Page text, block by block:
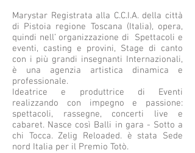
Marystar Registrata alla C.C.I.A. della città
di Pistoia regione Toscana (Italia), opera,
quindi nell’ organizzazione di Spettacoli e
eventi, casting e provini, Stage di canto
con i più grandi insegnanti Internazionali,
è una agenzia artistica dinamica e
professionale.
Ideatrice e produttrice di Eventi
realizzando con impegno e passione:
spettacoli, rassegne, concerti live e
cabaret. Nasce così Balli in gara - Sotto a
chi Tocca. Zelig Reloaded. è stata Sede
nord Italia per il Premio Totò.